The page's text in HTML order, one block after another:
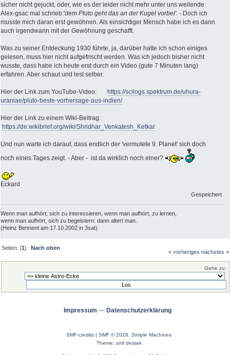
sicher nicht gejuckt, oder, wie es der leider nicht mehr unter uns weilende
Alex-gsac mal schrieb:'dem Pluto geht das an der Kugel vorbei'. - Doch ich
musste mich daran erst gewöhnen. Als einsichtiger Mensch habe ich es dann
auch irgendwann mit der Gewöhnung geschafft.
Was zu seiner Entdeckung 1930 führte, ja, darüber hatte ich schon einiges
gelesen, muss hier nicht aufgefrischt werden. Was ich jedoch bisher nicht
wusste, dass habe ich heute erst durch ein Video (gute 7 Minuten lang)
erfahren. Aber schaut und lest selber.
Hier der Link zum YouTube-Video: https://scilogs.spektrum.de/uhura-
uraniae/pluto-beste-vorhersage-aus-indien/
Hier der Link zu einem Wiki-Beitrag:
https://de.wikibrief.org/wiki/Shridhar_Venkatesh_Ketkar
Und nun warte ich darauf, dass endlich der 'vermutete 9. Planet' sich doch
noch eines Tages zeigt. - Aber - ist da wirklich noch einer?
Eckard
Gespeichert
Wenn man aufhört, sich zu interessieren, wenn man aufhört, zu lernen,
wenn man aufhört, sich zu begeistern: dann altert man.
(Heinz Bennent am 17.10.2002 in 3sat)
Seiten: [1]Nach oben
« vorheriges nächstes »
Gehe zu:
Impressum --- Datenschutzerklärung
SMF-credits | SMF © 2026, Simple Machines
Theme: smf destek